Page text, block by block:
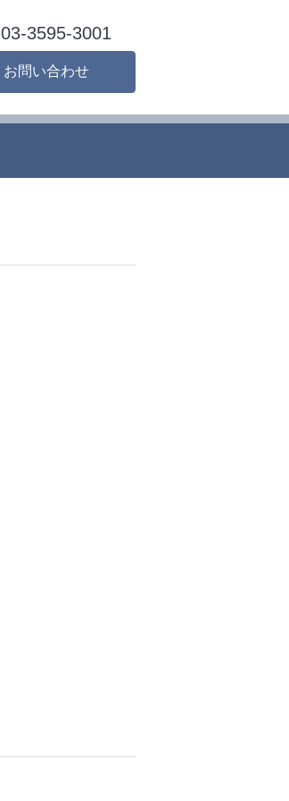
03-3595-3001
お問い合わせ